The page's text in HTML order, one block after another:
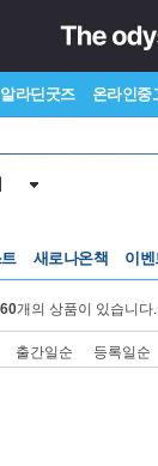
알라딘굿즈 온라인중
새로나온책 이벤
개의 상품이 있습니다.
출간일순 등록일순